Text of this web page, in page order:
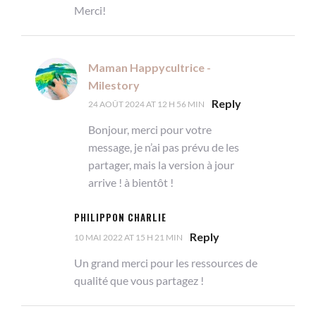
Merci!
Maman Happycultrice -
Milestory
24 AOÛT 2024 AT 12 H 56 MIN
Reply
Bonjour, merci pour votre
message, je n’ai pas prévu de les
partager, mais la version à jour
arrive ! à bientôt !
PHILIPPON CHARLIE
10 MAI 2022 AT 15 H 21 MIN
Reply
Un grand merci pour les ressources de
qualité que vous partagez !